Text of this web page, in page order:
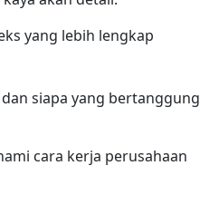
yang lebih lengkap
siapa yang bertanggung
cara kerja perusahaan